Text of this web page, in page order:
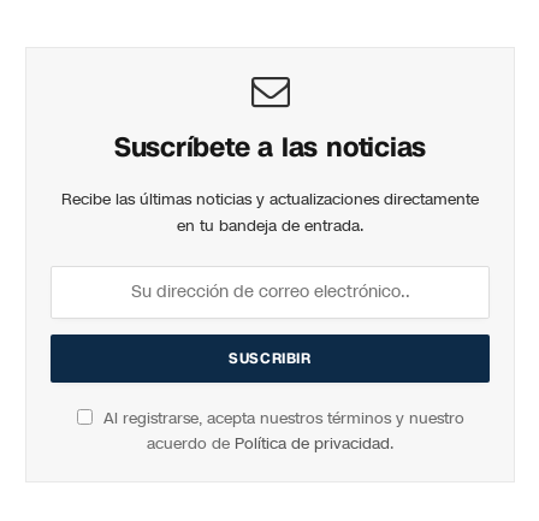
Suscríbete a las noticias
Recibe las últimas noticias y actualizaciones directamente
en tu bandeja de entrada.
Al registrarse, acepta nuestros términos y nuestro
acuerdo de Política de privacidad.